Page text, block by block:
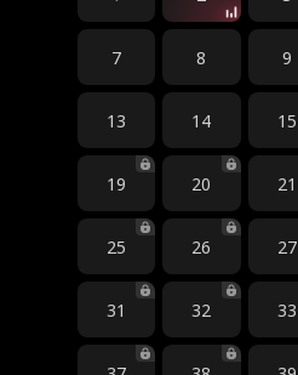
7 8 9
13 14 15
19 20 21
25 26 27
31 32 33